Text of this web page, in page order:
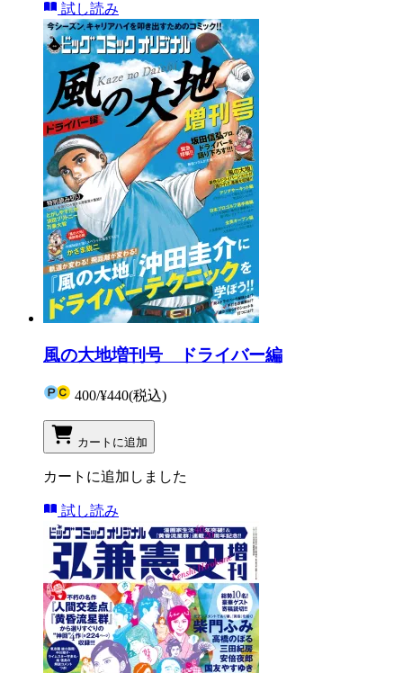
試し読み
風の大地増刊号 ドライバー編
400/¥440(税込)
カートに追加
カートに追加しました
試し読み